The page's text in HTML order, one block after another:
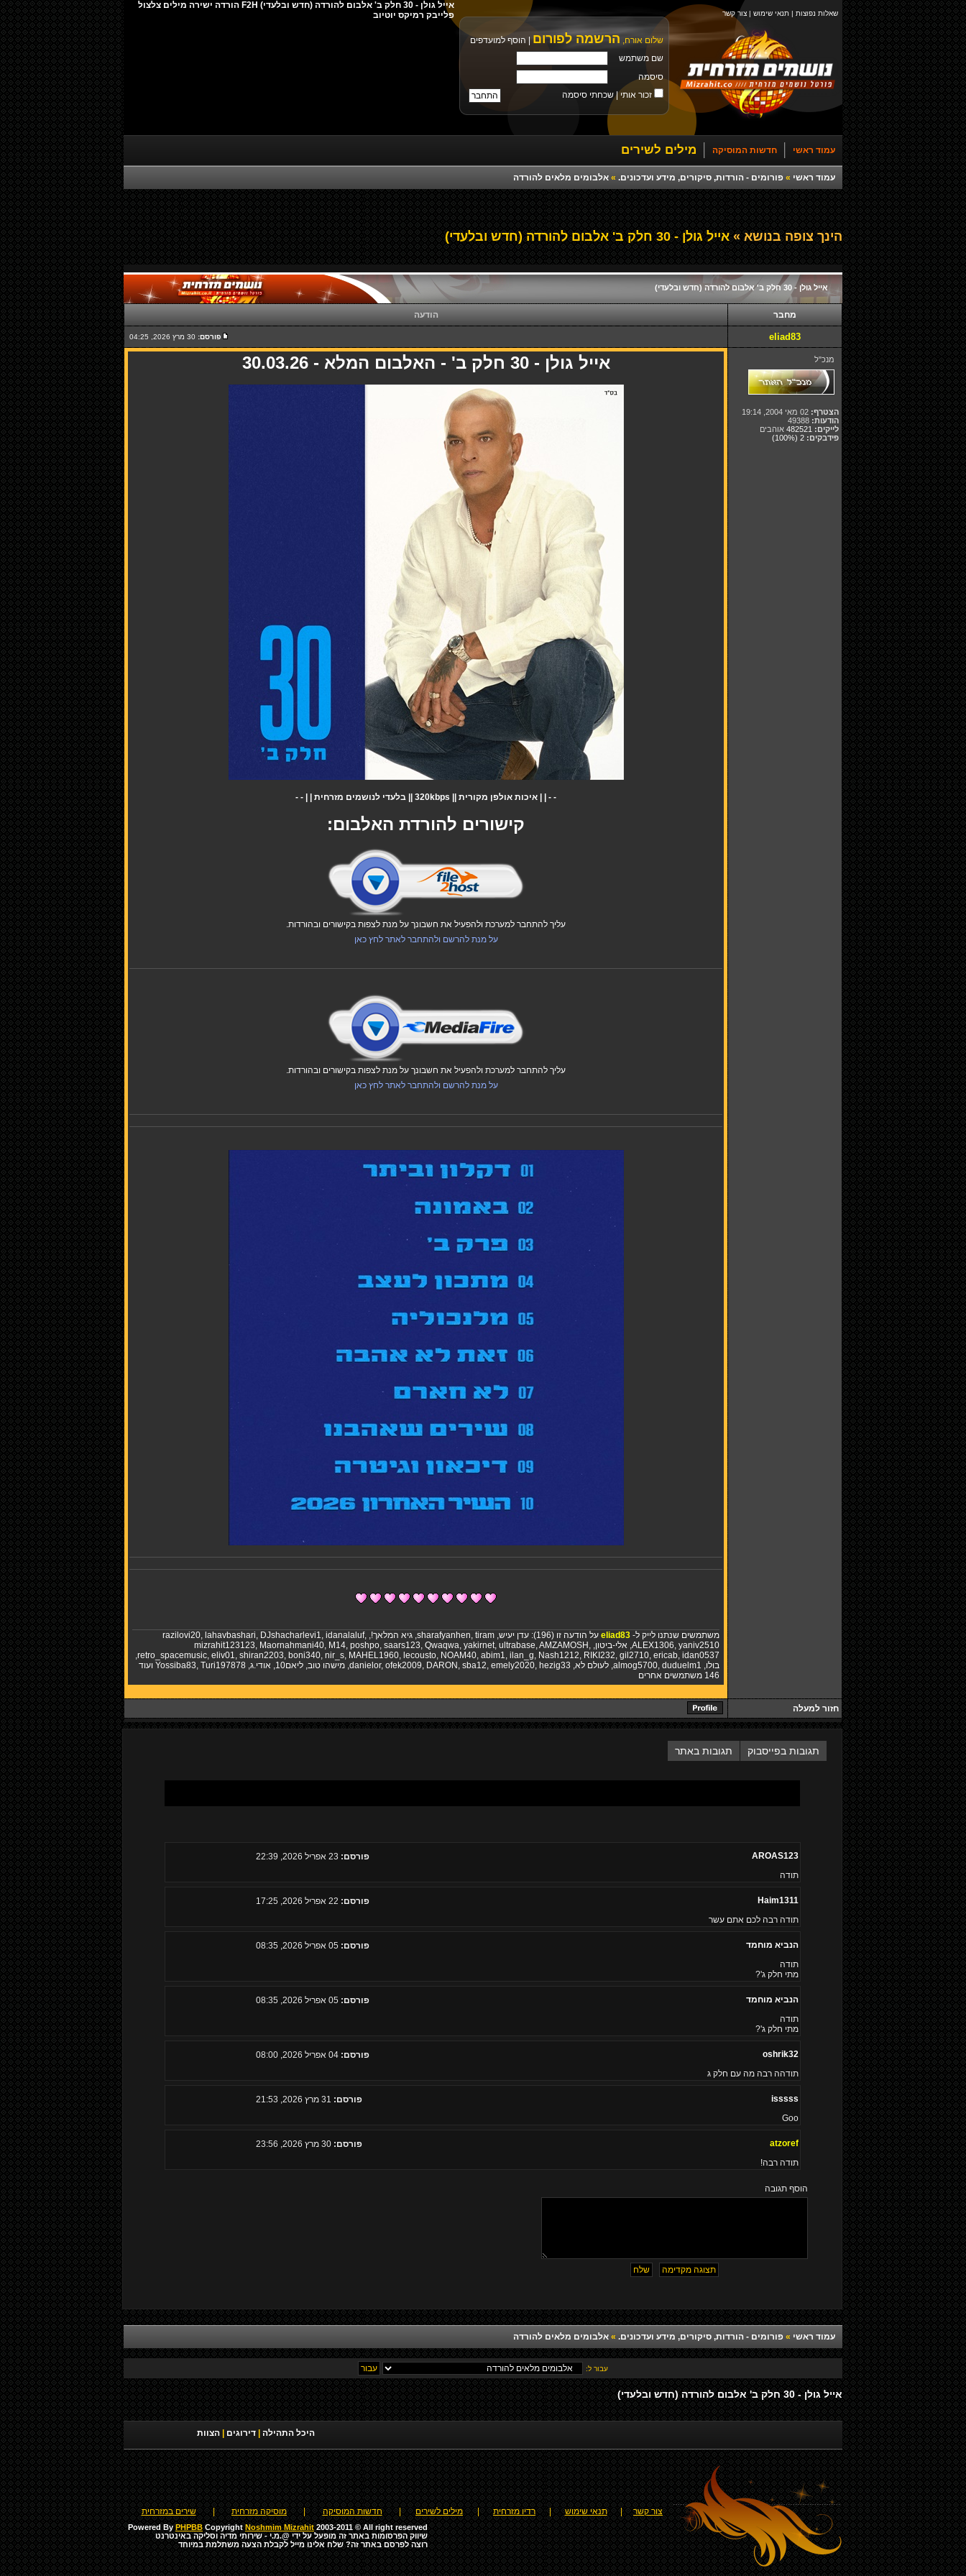
שאלות נפוצות | תנאי שימוש | צור קשר
שלום אורח, הרשמה לפורום
הוסף למועדפים
שם משתמש
סיסמה
זכור אותי |שכחתי סיסמה
אייל גולן - 30 חלק ב' אלבום להורדה (חדש ובלעדי) F2H הורדה ישירה מילים צלצול
פלייבק רמיקס יוטיוב
עמוד ראשי חדשות המוסיקה מילים לשירים
עמוד ראשי » פורומים - הורדות, סיקורים, מידע ועדכונים. » אלבומים מלאים להורדה
הינך צופה בנושא » אייל גולן - 30 חלק ב' אלבום להורדה (חדש ובלעדי)
אייל גולן - 30 חלק ב' אלבום להורדה (חדש ובלעדי)
מחבר הודעה
eliad83 פורסם:
מנכ"ל
הצטרף:
הודעות:
לייקים: 482521 אוהבים
פידבקים: 2
(100%)
אייל גולן - 30 חלק ב' - האלבום המלא - 30.03.26
- - | | איכות אולפן מקורית || 320kbps || בלעדי לנושמים מזרחית | | - -
קישורים להורדת האלבום:
עליך להתחבר למערכת ולהפעיל את חשבונך על מנת לצפות בקישורים ובהורדות.
על מנת להרשם ולהתחבר לאתר לחץ כאן
עליך להתחבר למערכת ולהפעיל את חשבונך על מנת לצפות בקישורים ובהורדות.
על מנת להרשם ולהתחבר לאתר לחץ כאן
משתמשים שנתנו לייק ל- eliad83 על הודעה זו (196): עדן יעיש,
sharafyanhen, tiram
, גיא המלאך!,
razilovi20, lahavbashari, DJshacharlevi1, idanalaluf,
ALEX1306, yaniv2510
, אלי-ביטון,
mizrahit123123, Maornahmani40, M14, poshpo, saars123, Qwaqwa, yakirnet, ultrabase,AMZAMOSH ,
retro_spacemusic, eliv01, shiran2203, boni340, nir_s, MAHEL1960, lecousto, NOAM40, abim1, ilan_g, Nash1212, RIKI232, gil2710, ericab, idan0537
,
בולו,
almog5700, duduelm1
, לעולם לא,
danielor, ofek2009, DARON , sba12, emely2020, hezig33
, מישהו טוב, ליאם10 , אודי.ג,
Yossiba83, Turi197878
ועוד
146 משתמשים אחרים
חזור למעלה
תגובות בפייסבוק תגובות באתר
AROAS123 פורסם:
תודה
Haim1311 פורסם:
תודה רבה לכם אתם עשר
הנביא מוחמד פורסם:
תודה
מתי חלק ג'?
הנביא מוחמד פורסם:
תודה
מתי חלק ג'?
oshrik32 פורסם: 04 אפריל 2026, 08:00
תודהה רבה מה עם חלק ג
isssss פורסם:
Goo
atzoref פורסם: 30 מרץ 2026, 23:56
תודה רבה!
הוסף תגובה
עמוד ראשי » פורומים - הורדות, סיקורים, מידע ועדכונים. » אלבומים מלאים להורדה
עבור ל:
אייל גולן - 30 חלק ב' אלבום להורדה (חדש ובלעדי)
היכל התהילה דירוגים הצוות
צור קשר תנאי שימוש רדיו מזרחית מילים לשירים חדשות המוסיקה מוסיקה מזרחית שירים במזרחית
Powered By PHPBB Copyright Noshmim Mizrahit 2003-2011 © All right reserved
שיווק הפרסומות באתר זה מופעל על ידי @.מ.י - שירותי מדיה וסליקה באינטרנט
רוצה לפרסם באתר זה? שלח אלינו מייל לקבלת הצעה משתלמת במיוחד